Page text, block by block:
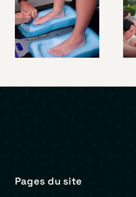
SIDAS –
Présentation
Custom
Station
Pages du site